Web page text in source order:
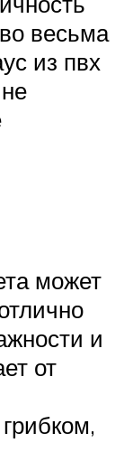
весьма
из пвх
может
и
от